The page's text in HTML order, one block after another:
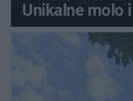
Unikalne molo